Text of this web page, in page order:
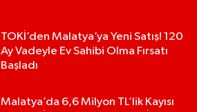
TOKİ’den Malatya’ya Yeni Satış! 120
Ay Vadeyle Ev Sahibi Olma Fırsatı
Başladı
Malatya’da 6,6 Milyon TL’lik Kayısı